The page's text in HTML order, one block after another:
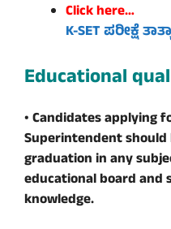
Click here…
K-SET ಪರೀಕ್ಷೆ
Educational
• Candidates applying
Superintendent
graduation in any
educational board and
knowledge.